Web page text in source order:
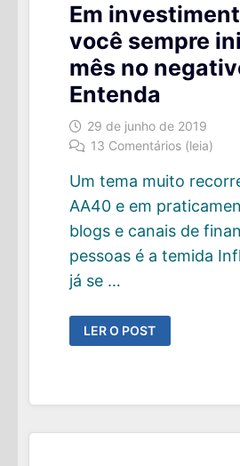
Em
você sempre
mês no
Entenda
29 de junho de 2019
13 Comentários (leia)
Um tema muito
AA40 e em
blogs e canais de
pessoas é a temida
já se …
EM
INVESTIMENTOS,
VOCÊ
NO
ENTENDA
LER O POST